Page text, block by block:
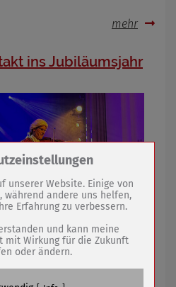
mehr
ins Jubiläumsjahr
Zeitreise mit einem guten
notwendige Cookies /
Cookie
dieser Website (Wenko-
GmbH & Co. KG)
Kontaktformular / SPAM
unserer Website. Einige von
während andere uns helfen,
Erfahrung zu verbessern.
und kann meine
mit Wirkung für die Zukunft
oder ändern.